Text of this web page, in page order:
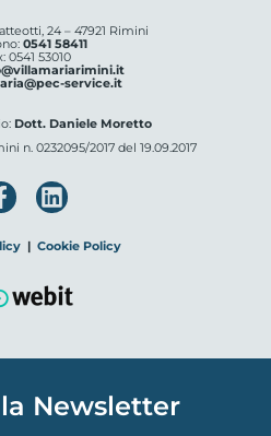
24 – 47921 Rimini
0541 58411
0541 53010
service.it
Dott. Daniele Moretto
n. 0232095/2017 del 19.09.2017
| Cookie Policy
Newsletter